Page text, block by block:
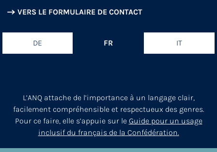
VERS LE FORMULAIRE DE CONTACT
DE FR IT
L’ANQ attache de l’importance à un langage clair,
facilement compréhensible et respectueux des genres.
Pour ce faire, elle s’appuie sur le Guide pour un usage
inclusif du français de la Confédération.